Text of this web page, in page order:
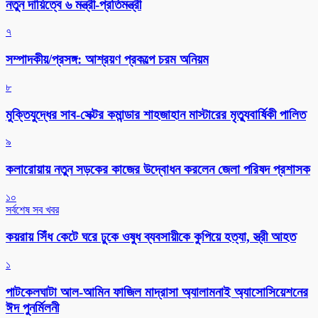
নতুন দায়িত্বে ৬ মন্ত্রী-প্রতিমন্ত্রী
৭
সম্পাদকীয়/প্রসঙ্গ: আশ্রয়ণ প্রকল্পে চরম অনিয়ম
৮
মুক্তিযুদ্ধের সাব-সেক্টর কমান্ডার শাহজাহান মাস্টারের মৃত্যুবার্ষিকী পালিত
৯
কলারোয়ায় নতুন সড়কের কাজের উদ্বোধন করলেন জেলা পরিষদ প্রশাসক
১০
সর্বশেষ সব খবর
কয়রায় সিঁধ কেটে ঘরে ঢুকে ওষুধ ব্যবসায়ীকে কুপিয়ে হত্যা, স্ত্রী আহত
১
পাটকেলঘাটা আল-আমিন ফাজিল মাদ্রাসা অ্যালামনাই অ্যাসোসিয়েশনের
ঈদ পুনর্মিলনী